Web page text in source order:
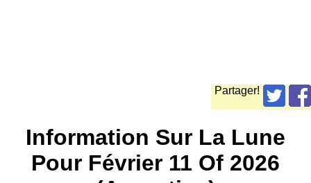
Partager!
Information Sur La Lune
Pour Février 11 Of 2026